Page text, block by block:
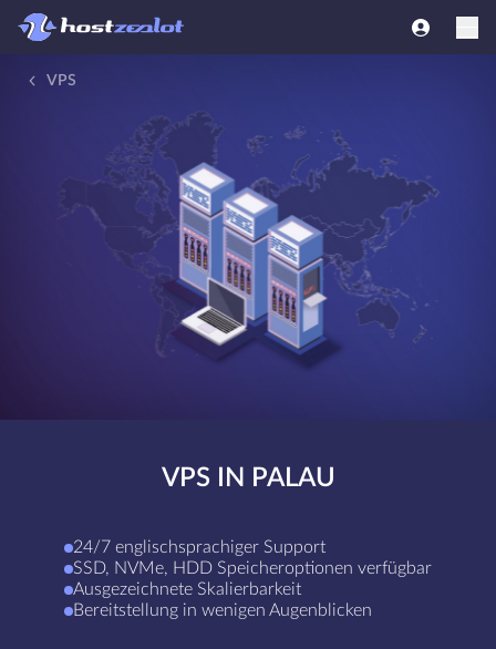
VPS
VPS IN PALAU
24/7 englischsprachiger Support
SSD, NVMe, HDD Speicheroptionen verfügbar
Ausgezeichnete Skalierbarkeit
Bereitstellung in wenigen Augenblicken